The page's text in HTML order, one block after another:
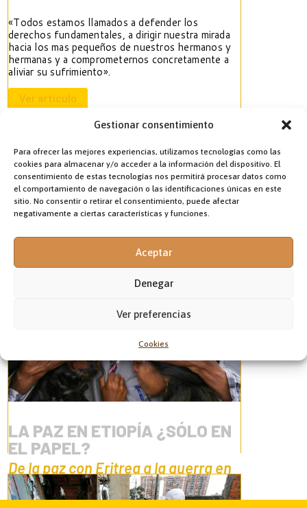
Gestionar consentimiento
Para ofrecer las mejores experiencias, utilizamos tecnologías como las
cookies para almacenar y/o acceder a la información del dispositivo. El
consentimiento de estas tecnologías nos permitirá procesar datos como
el comportamiento de navegación o las identificaciones únicas en este
sitio. No consentir o retirar el consentimiento, puede afectar
negativamente a ciertas características y funciones.
Aceptar
Denegar
Ver preferencias
Cookies
«Todos estamos llamados a defender los
derechos fundamentales, a dirigir nuestra mirada
hacia los mas pequeños de nuestros hermanos y
hermanas y a comprometernos concretamente a
aliviar su sufrimiento».
Ver artículo
LA PAZ EN ETIOPÍA ¿SÓLO EN
EL PAPEL?
De la paz con Eritrea a la guerra en
su propia región de Tigray